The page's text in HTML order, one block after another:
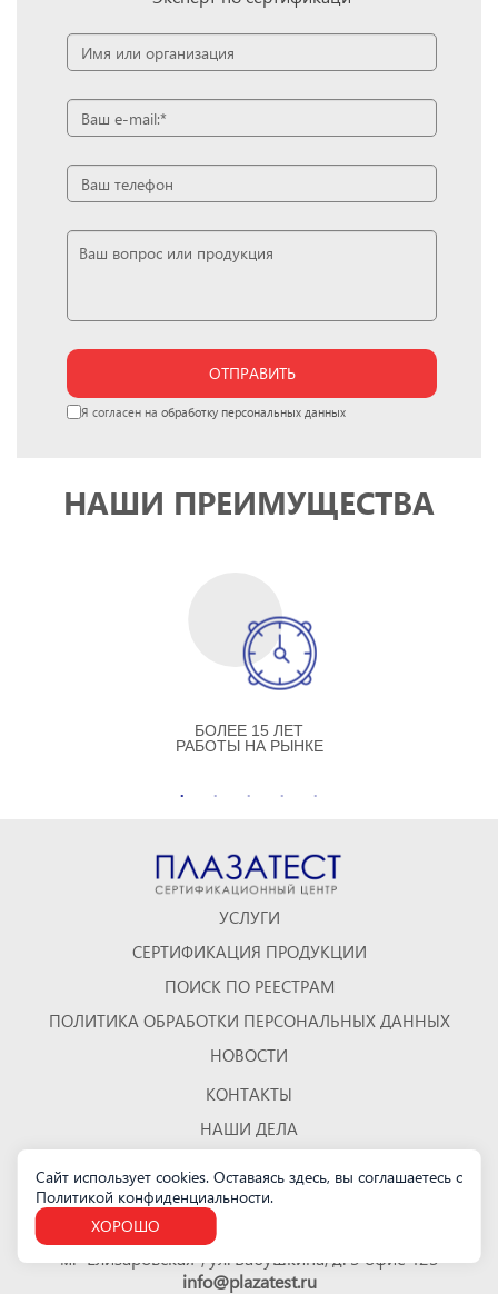
ОТПРАВИТЬ
Я согласен на обработку персональных данных
НАШИ ПРЕИМУЩЕСТВА
БОЛЕЕ 15 ЛЕТ
РАБОТЫ НА РЫНКЕ
УСЛУГИ
СЕРТИФИКАЦИЯ ПРОДУКЦИИ
ПОИСК ПО РЕЕСТРАМ
ПОЛИТИКА ОБРАБОТКИ ПЕРСОНАЛЬНЫХ ДАННЫХ
НОВОСТИ
КОНТАКТЫ
НАШИ ДЕЛА
КАРТА САЙТА
Санкт-Петербург
м. "Елизаровская", ул. Бабушкина, д. 3 офис 423
info@plazatest.ru
Сайт использует cookies. Оставаясь здесь, вы соглашаетесь с
Политикой конфиденциальности.
ХОРОШО